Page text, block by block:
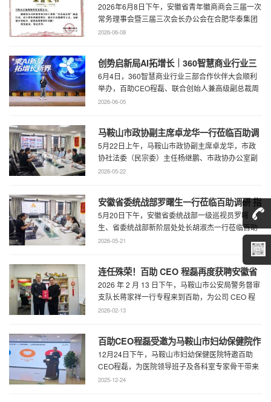
行动
2026年6月8日下午，安徽省青年徽商商会三届一次
常务理事会暨三届三次会长办公会在合肥华泰集团
召开。...
2026-06-08
创势启新局AI拓增长｜360智慧商业行业三
部合作伙伴大会圆满召开
6月4日，360智慧商业行业三部合作伙伴大会顺利
举办，百助CEO程磊、联合创始人兼高级副总裁周
慧受邀参会，与360集团副总裁黄剑及行业各合作
2026-06-05
马鞍山市政协副主席卓龙华一行莅临百助调
研指导工作
5月22日上午，马鞍山市政协副主席卓龙华，市政
协社法委（民宗委）主任杨继鹏、市政协办公室副
主任何慧、市政协专委会综合五科副科长 ...
2026-05-22
安徽省委统战部罗曙生一行莅临百助调研 指
导新阶层人士工作
5月20日下午，安徽省委统战部一级巡视员罗曙
生、省委统战部新阶层处处长胡淑杰一行莅临百助
走访调研，马鞍山市委统战部副部长王林陪 ...
2026-05-21
连任殊荣！百助 CEO 程磊再度获聘安徽省
公安厅党风政风警风监督员
2026 年 2 月 13 日下午，马鞍山市公安局警务督审
支队长蒋家祥一行专程来到百助，为公司 CEO 程
磊现场颁发安徽省公安厅党风 ...
2026-02-13
百助CEO程磊受邀为马鞍山市妇幼保健院作
专题演讲 共绘“超越医疗”发展新蓝图
12月24日下午，马鞍山市妇幼保健医院特邀百助
CEO程磊，为医院领导班子及各科室专家骨干带来
了一场题为《预见趋势，定义未来——为 ...
2025-12-24